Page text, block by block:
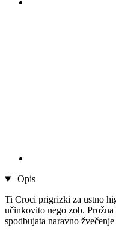
Opis
Ti Croci prigrizki za ustno
učinkovito nego zob. Prožna
spodbujata naravno